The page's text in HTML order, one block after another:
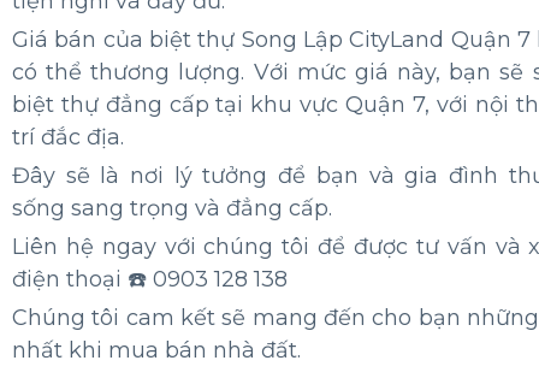
Bán Biệt Thự Song Lập CityLand Đường Số 4
P.Tân Phú, Quận 7
🔘Diện tích 10x24m với thiết kế hầm + trệt 2
biệt thự có không gian sống rộng rãi và thoải
🔘Tất cả các phòng ngủ, phòng khách và
trang bị đầy đủ nội thất cao cấp, mang đến
thoải mái và sang trọng.
🔘Vị trí của biệt thự Song Lập CityLand
điểm nổi bật. Với view trực diện công viên,
hưởng không gian xanh mát và yên tĩnh.